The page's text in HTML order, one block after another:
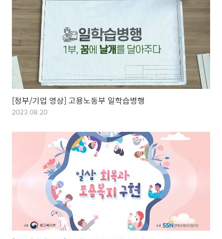
[정부/기업 영상] 고용노동부 일학습병행
2023.08.20